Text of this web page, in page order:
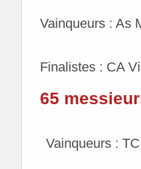
Vainqueurs : As
Finalistes : CA
65
Vainqueurs :